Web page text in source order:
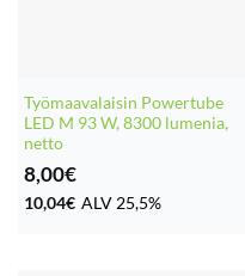
Työmaavalaisin Powertube
LED M 93 W, 8300 lumenia,
netto
8,00€
10,04€ ALV 25,5%